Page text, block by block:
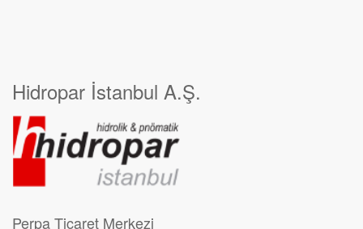
Hidropar İstanbul A.Ş.
Perpa Ticaret Merkezi